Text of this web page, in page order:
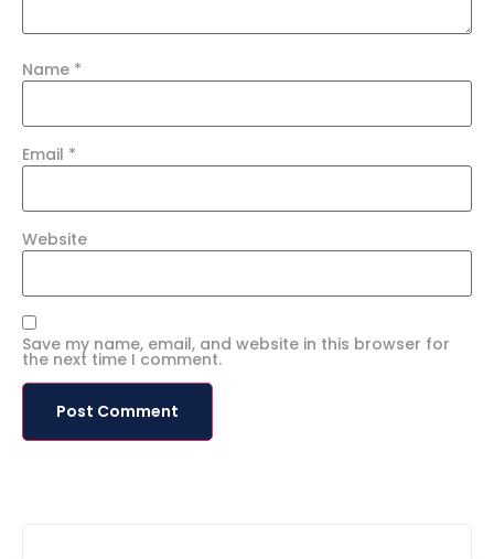
Name *
Email *
Website
Save my name, email, and website in this browser for
the next time I comment.